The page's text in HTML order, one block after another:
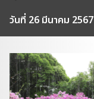
วันที่ 26 มีนาคม 2567